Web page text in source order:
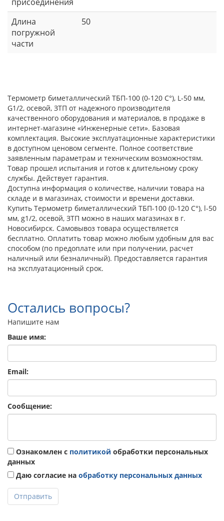
Длина
погружной
части
50
Термометр биметаллический ТБП-100 (0-120 С°), L-50 мм,
G1/2, осевой, ЗТП от надежного производителя
качественного оборудования и материалов, в продаже в
интернет-магазине «Инженерные сети». Базовая
комплектация. Высокие эксплуатационные характеристики
в доступном ценовом сегменте. Полное соответствие
заявленным параметрам и техническим возможностям.
Товар прошел испытания и готов к длительному сроку
службы. Действует гарантия.
Доступна информация о количестве, наличии товара на
складе и в магазинах, стоимости и времени доставки.
Купить Термометр биметаллический ТБП-100 (0-120 С°), l-50
мм, g1/2, осевой, ЗТП можно в наших магазинах в г.
Новосибирск. Самовывоз товара осуществляется
бесплатно. Оплатить товар можно любым удобным для вас
способом (по предоплате или при получении, расчет
наличный или безналичный). Предоставляется гарантия
на эксплуатационный срок.
Остались вопросы?
Напишите нам
Ваше имя:
Email:
Сообщение:
Ознакомлен с политикой обработки персональных
данных
Даю согласие на обработку персональных данных
Отправить